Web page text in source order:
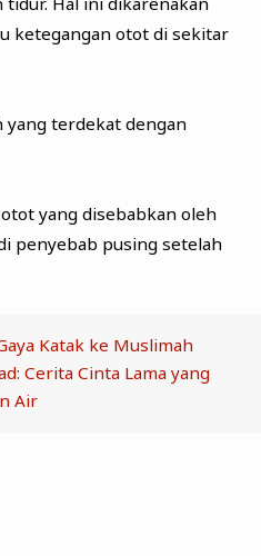
ketegangan otot di sekitar
yang terdekat dengan
yang disebabkan oleh
penyebab pusing setelah
Katak ke Muslimah
Cerita Cinta Lama yang
Air